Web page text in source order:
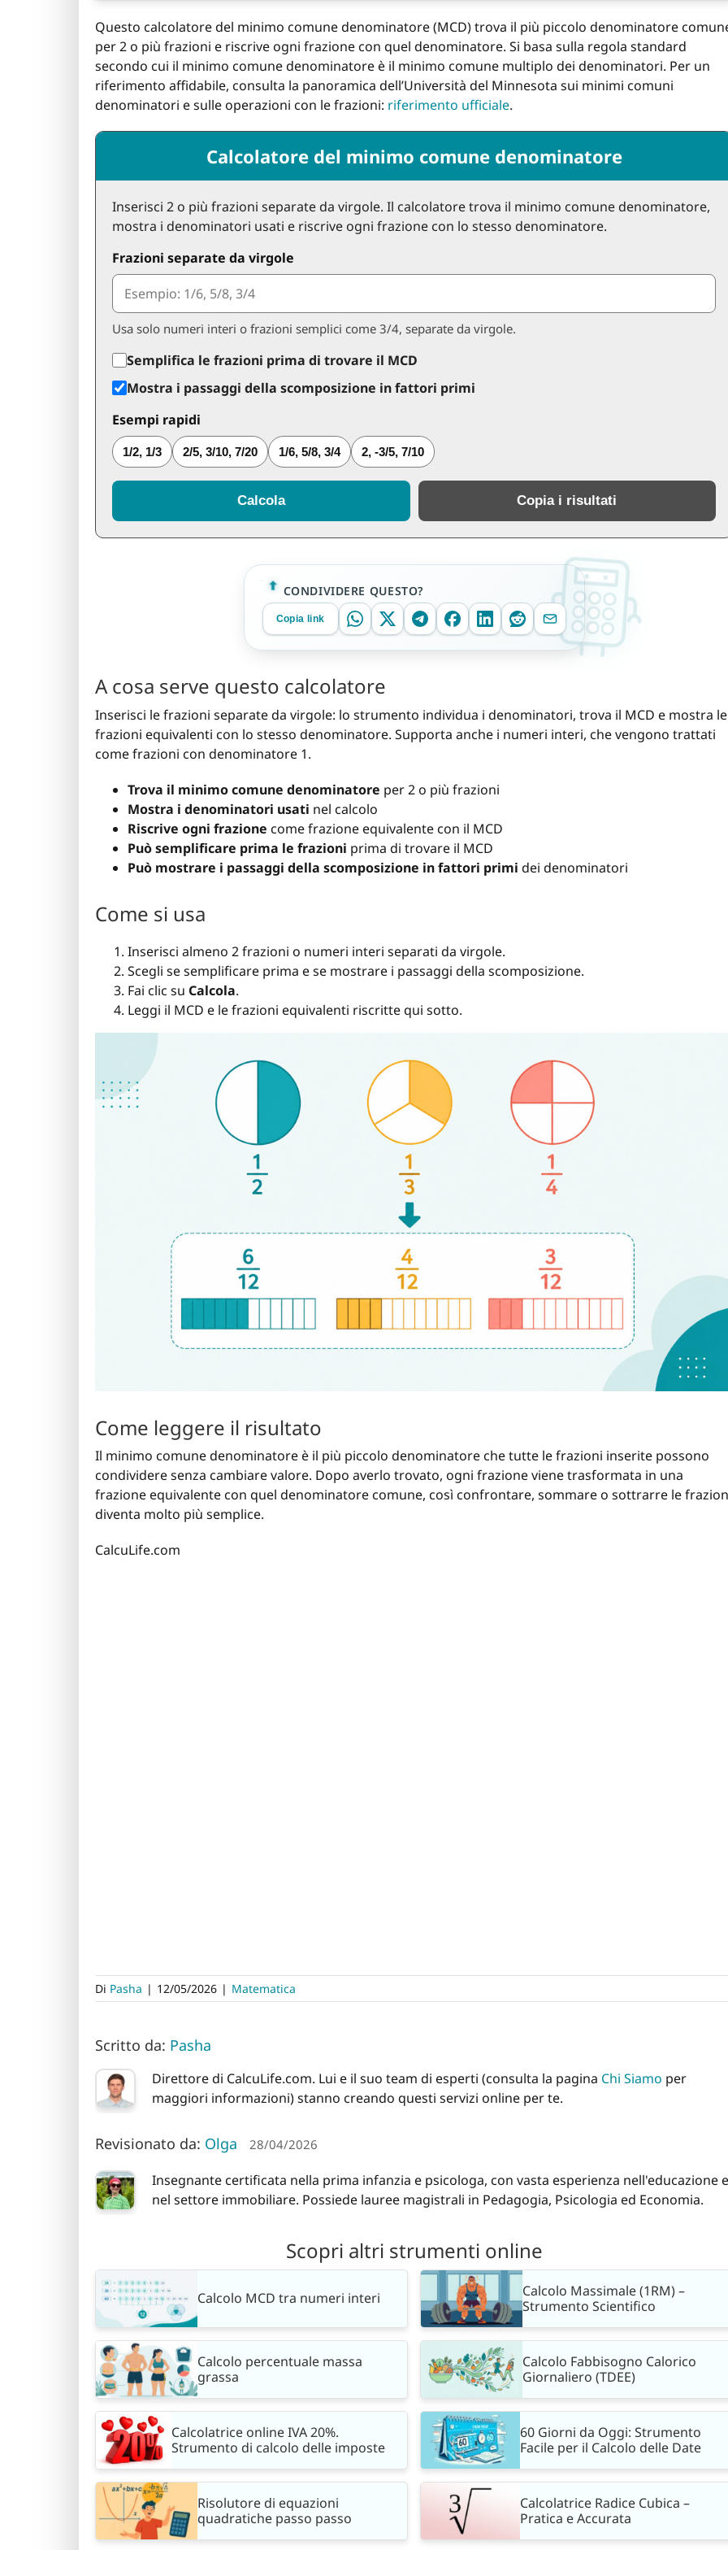
Questo calcolatore del minimo comune denominatore (MCD) trova il più piccolo denominatore
per 2 o più frazioni e riscrive ogni frazione con quel denominatore. Si basa sulla regola standard
secondo cui il minimo comune denominatore è il minimo comune multiplo dei denominatori. Per un
riferimento affidabile, consulta la panoramica dell’Università del Minnesota sui minimi comuni
denominatori e sulle operazioni con le frazioni: riferimento ufficiale.
Calcolatore del minimo comune denominatore
Inserisci 2 o più frazioni separate da virgole. Il calcolatore trova il minimo comune denominatore,
mostra i denominatori usati e riscrive ogni frazione con lo stesso denominatore.
Frazioni separate da virgole
Usa solo numeri interi o frazioni semplici come 3/4, separate da virgole.
Semplifica le frazioni prima di trovare il MCD
Mostra i passaggi della scomposizione in fattori primi
Esempi rapidi
1/2, 1/3 2/5, 3/10, 7/20 1/6, 5/8, 3/4 2, -3/5, 7/10
Calcola Copia i risultati
CONDIVIDERE QUESTO?
Copia link
A cosa serve questo calcolatore
Inserisci le frazioni separate da virgole: lo strumento individua i denominatori, trova il MCD e mostra le
frazioni equivalenti con lo stesso denominatore. Supporta anche i numeri interi, che vengono trattati
come frazioni con denominatore 1.
Trova il minimo comune denominatore per 2 o più frazioni
Mostra i denominatori usati nel calcolo
Riscrive ogni frazione come frazione equivalente con il MCD
Può semplificare prima le frazioni prima di trovare il MCD
Può mostrare i passaggi della scomposizione in fattori primi dei denominatori
Come si usa
Inserisci almeno 2 frazioni o numeri interi separati da virgole.
Scegli se semplificare prima e se mostrare i passaggi della scomposizione.
Fai clic su Calcola.
Leggi il MCD e le frazioni equivalenti riscritte qui sotto.
Come leggere il risultato
Il minimo comune denominatore è il più piccolo denominatore che tutte le frazioni inserite possono
condividere senza cambiare valore. Dopo averlo trovato, ogni frazione viene trasformata in una
frazione equivalente con quel denominatore comune, così confrontare, sommare o sottrarre le
diventa molto più semplice.
CalcuLife.com
Di Pasha | 12/05/2026 | Matematica
Scritto da: Pasha
Direttore di CalcuLife.com. Lui e il suo team di esperti (consulta la pagina Chi Siamo per
maggiori informazioni) stanno creando questi servizi online per te.
Revisionato da: Olga 28/04/2026
Insegnante certificata nella prima infanzia e psicologa, con vasta esperienza nell'educazione e
nel settore immobiliare. Possiede lauree magistrali in Pedagogia, Psicologia ed Economia.
Scopri altri strumenti online
Calcolo MCD tra numeri interi
Calcolo Massimale (1RM) –
Strumento Scientifico
Calcolo percentuale massa
grassa
Calcolo Fabbisogno Calorico
Giornaliero (TDEE)
Calcolatrice online IVA 20%.
Strumento di calcolo delle imposte
60 Giorni da Oggi: Strumento
Facile per il Calcolo delle Date
Risolutore di equazioni
quadratiche passo passo
Calcolatrice Radice Cubica –
Pratica e Accurata